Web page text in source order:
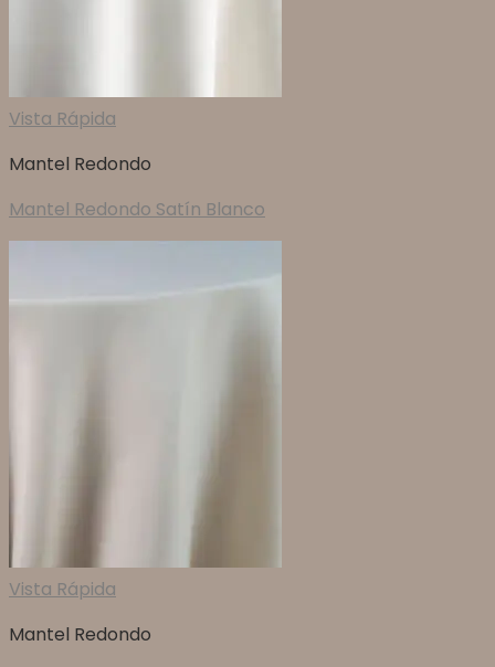
Vista Rápida
Mantel Redondo
Mantel Redondo Satín Blanco
Vista Rápida
Mantel Redondo